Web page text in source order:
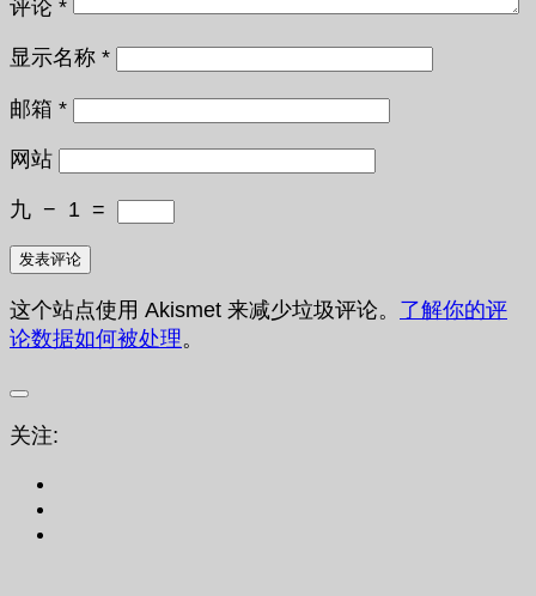
评论 *
显示名称 *
邮箱 *
网站
九 − 1 =
这个站点使用 Akismet 来减少垃圾评论。 了解你的评
论数据如何被处理。
关注: